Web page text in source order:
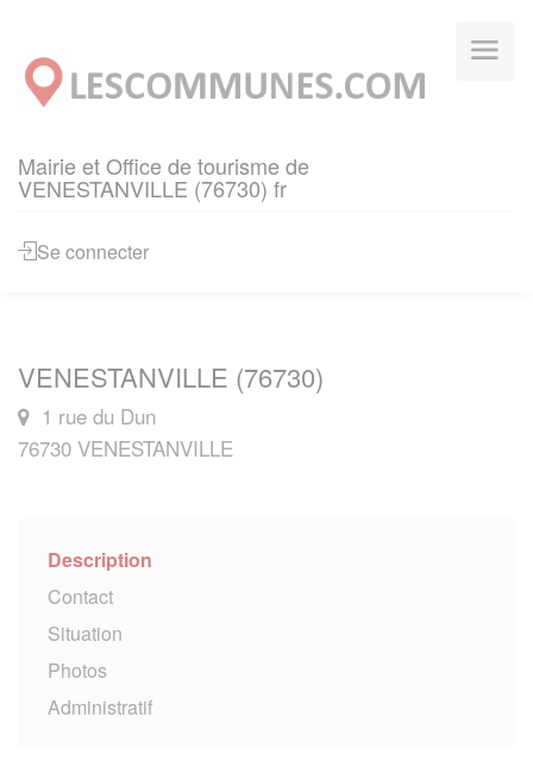
Mairie et Office de tourisme de
VENESTANVILLE (76730) fr
Se connecter
VENESTANVILLE (76730)
1 rue du Dun
76730 VENESTANVILLE
Description
Contact
Situation
Photos
Administratif